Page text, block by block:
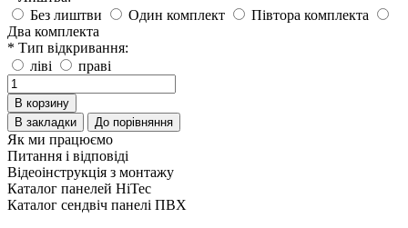
Без лиштви
Один комплект
Півтора комплекта
Два комплекта
* Тип відкривання:
ліві
праві
В корзину
В закладки
До порівняння
Як ми працюємо
Питання і відповіді
Відеоінструкція з монтажу
Каталог панелей HiTec
Каталог сендвіч панелі ПВХ